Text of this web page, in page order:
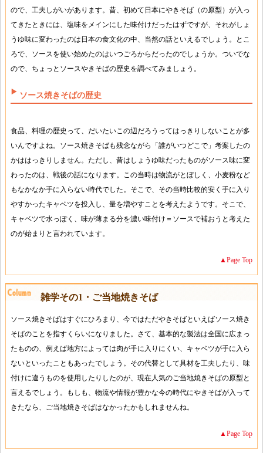
ので、工夫しがいがあります。昔、初めて日本にやきそば（の原型）が入っ
てきたときには、塩味をメインにした味付けだったはずですが、それがしょ
うゆ味に変わったのは日本の食文化の中、当然の話といえるでしょう。とこ
ろで、ソースを使い始めたのはいつごろからだったのでしょうか。ついでな
ので、ちょっとソースやきそばの歴史を調べてみましょう。
ソース焼きそばの歴史
食品、料理の歴史って、だいたいこの辺だろうってはっきりしないことが多
いんですよね。ソース焼きそばも残念ながら「誰がいつどこで」考案したの
かははっきりしません。ただし、昔はしょうゆ味だったものがソース味に変
わったのは、戦後の話になります。この当時は物流がとぼしく、小麦粉など
もなかなか手に入らない時代でした。そこで、その当時比較的安く手に入り
やすかったキャベツを投入し、量を増やすことを考えたようです。そこで、
キャベツで水っぽく、味が薄まる分を濃い味付け＝ソースで補おうと考えた
のが始まりと言われています。
▲Page Top
雑学その1・ご当地焼きそば
ソース焼きそばはすぐにひろまり、今ではただやきそばといえばソース焼き
そばのことを指すくらいになりました。さて、基本的な製法は全国に広まっ
たものの、例えば地方によっては肉が手に入りにくい、キャベツが手に入ら
ないといったこともあったでしょう。その代替として具材を工夫したり、味
付けに違うものを使用したりしたのが、現在人気のご当地焼きそばの原型と
言えるでしょう。もしも、物流や情報が豊かな今の時代にやきそばが入って
きたなら、ご当地焼きそばはなかったかもしれませんね。
▲Page Top